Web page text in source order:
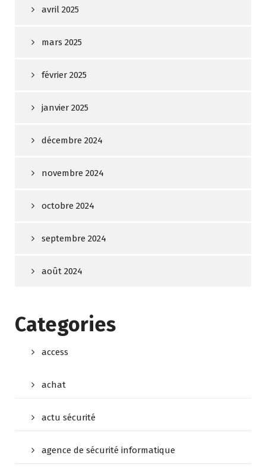
avril 2025
mars 2025
février 2025
janvier 2025
décembre 2024
novembre 2024
octobre 2024
septembre 2024
août 2024
Categories
access
achat
actu sécurité
agence de sécurité informatique